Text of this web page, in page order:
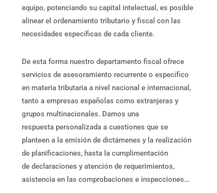
equipo, potenciando su capital intelectual, es posible
alinear el ordenamiento tributario y fiscal con las
necesidades específicas de cada cliente.
De esta forma nuestro departamento fiscal ofrece
servicios de asesoramiento recurrente o específico
en materia tributaria a nivel nacional e internacional,
tanto a empresas españolas como extranjeras y
grupos multinacionales. Damos una
respuesta personalizada a cuestiones que se
planteen a la emisión de dictámenes y la realización
de planificaciones, hasta la cumplimentación
de declaraciones y atención de requerimientos,
asistencia en las comprobaciones e inspecciones…